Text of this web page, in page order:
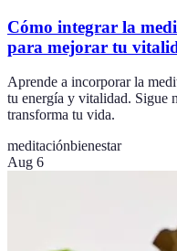
Cómo integrar la
para mejorar tu
Aprende a incorporar la
tu energía y vitalidad. Sigue
transforma tu vida.
meditaciónbienestar
Aug 6